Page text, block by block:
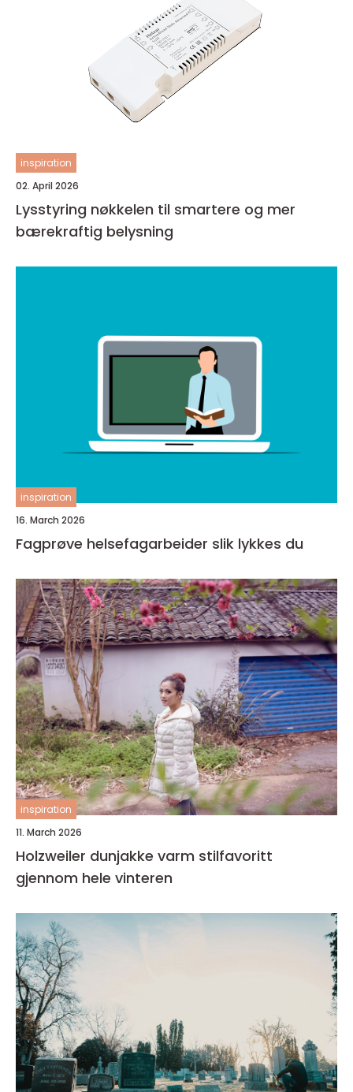
inspiration
02. April 2026
Lysstyring nøkkelen til smartere og mer
bærekraftig belysning
inspiration
16. March 2026
Fagprøve helsefagarbeider slik lykkes du
inspiration
11. March 2026
Holzweiler dunjakke varm stilfavoritt
gjennom hele vinteren